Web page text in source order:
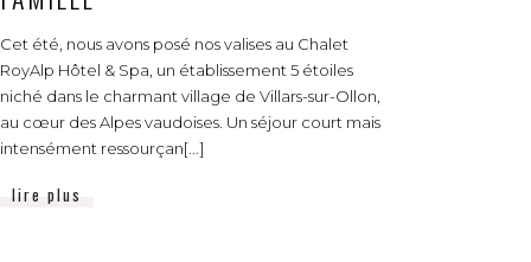
Cet été, nous avons posé nos valises au Chalet
RoyAlp Hôtel & Spa, un établissement 5 étoiles
niché dans le charmant village de Villars-sur-Ollon,
au cœur des Alpes vaudoises. Un séjour court mais
intensément ressourçan[...]
lire plus